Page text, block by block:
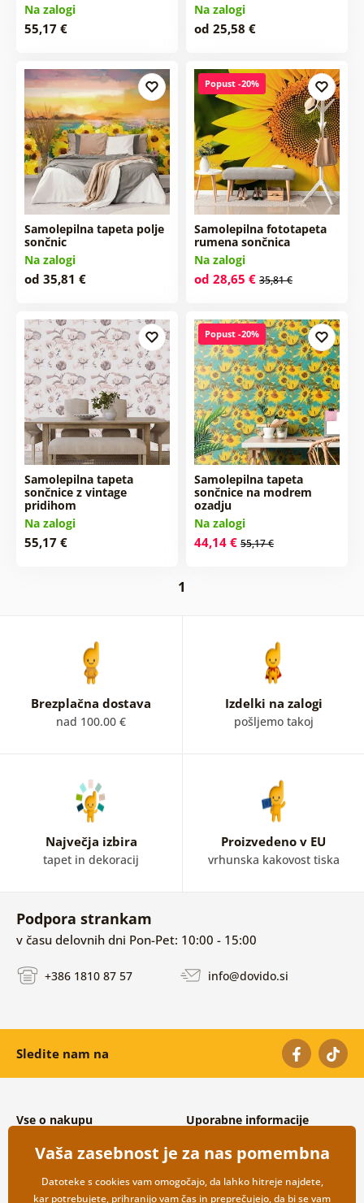
Na zalogi
55,17 €
Na zalogi
od 25,58 €
Samolepilna tapeta polje
sončnic
Na zalogi
od 35,81 €
Popust -20%
Samolepilna fototapeta
rumena sončnica
Na zalogi
od 28,65 € 35,81 €
Samolepilna tapeta
sončnice z vintage
pridihom
Na zalogi
55,17 €
Popust -20%
Samolepilna tapeta
sončnice na modrem
ozadju
Na zalogi
44,14 € 55,17 €
1
Brezplačna dostava
nad 100.00 €
Izdelki na zalogi
pošljemo takoj
Največja izbira
tapet in dekoracij
Proizvedeno v EU
vrhunska kakovost tiska
Podpora strankam
v času delovnih dni Pon-Pet: 10:00 - 15:00
+386 1810 87 57 info@dovido.si
Sledite nam na
Vse o nakupu
Splošni in reklamacijski pogoji
Varovanje osebnih podatkov
Možnosti dostave in plačila
Vračilo blaga
Uporabne informacije
Pogosto zastavljena vprašanja
Kontakti
Veleprodaja
Vaša zasebnost je za nas pomembna
Datoteke s cookies vam omogočajo, da lahko hitreje najdete,
kar potrebujete, prihranijo vam čas in preprečujejo, da bi se vam